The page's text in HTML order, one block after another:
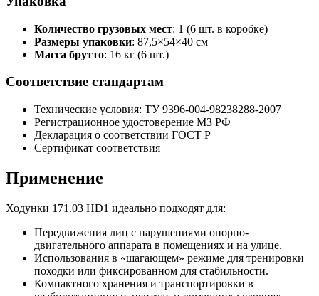
Количество грузовых мест: 1 (6 шт. в коробке)
Размеры упаковки: 87,5×54×40 см
Масса брутто: 16 кг (6 шт.)
Соответствие стандартам
Технические условия: ТУ 9396-004-98238288-2007
Регистрационное удостоверение МЗ РФ
Декларация о соответствии ГОСТ Р
Сертификат соответствия
Применение
Ходунки 171.03 HD1 идеально подходят для:
Передвижения лиц с нарушениями опорно-
двигательного аппарата в помещениях и на улице.
Использования в «шагающем» режиме для тренировки
походки или фиксированном для стабильности.
Компактного хранения и транспортировки в